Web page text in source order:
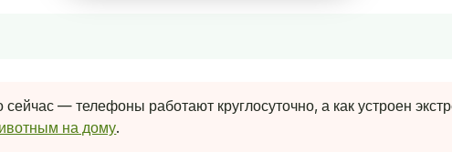
— телефоны работают круглосуточно, а как устроен
на дому.